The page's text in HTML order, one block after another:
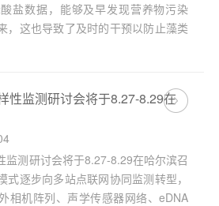
盐数据，能够及早发现营养物污染
，这也导致了及时的干预以防止藻类
性监测研讨会将于8.27-8.29在
监测研讨会将于8.27-8.29在哈尔滨召
式逐步向多站点联网协同监测转型，
相机阵列、声学传感器网络、eDNA